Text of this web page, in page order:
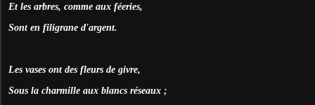
Et les arbres, comme aux féeries,
Sont en filigrane d'argent.
Les vases ont des fleurs de givre,
Sous la charmille aux blancs réseaux ;